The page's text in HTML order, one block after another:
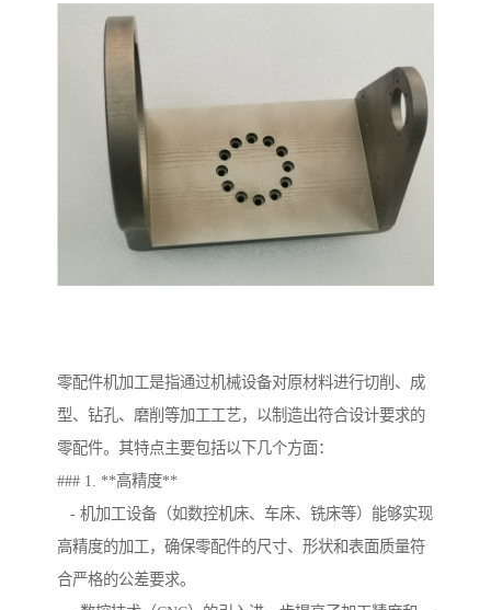
零配件机加工是指通过机械设备对原材料进行切削、成
型、钻孔、磨削等加工工艺，以制造出符合设计要求的
零配件。其特点主要包括以下几个方面：
### 1. **高精度**
- 机加工设备（如数控机床、车床、铣床等）能够实现
高精度的加工，确保零配件的尺寸、形状和表面质量符
合严格的公差要求。